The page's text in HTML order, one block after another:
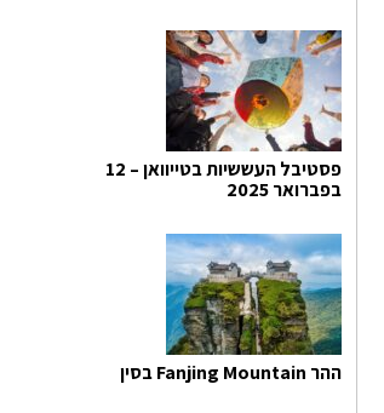
פסטיבל העששיות בטייוואן – 12
בפברואר 2025
ההר Fanjing Mountain בסין